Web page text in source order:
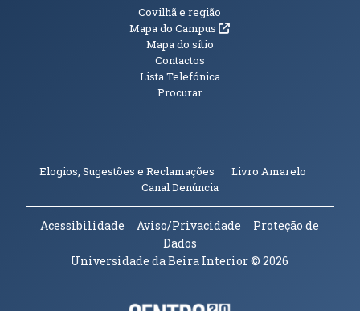
Informações Adicionais
Covilhã e região
Mapa do Campus(abre em nova janela)
Mapa do sítio
Contactos
Lista Telefónica
Procurar
Elogios, Sugestões e Reclamações Livro Amarelo
Canal Denúncia(abre em nova janela)
Acessibilidade Aviso/Privacidade
Proteção de
Dados
Universidade da Beira Interior© 2026